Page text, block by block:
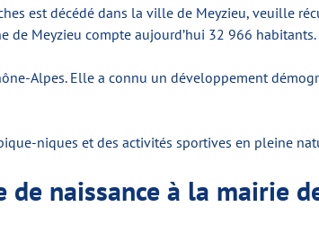
est décédé dans la ville de Meyzieu, veuille
de Meyzieu compte aujourd’hui 32 966 habitants.
Alpes. Elle a connu un développement
niques et des activités sportives en pleine
de naissance à la mairie